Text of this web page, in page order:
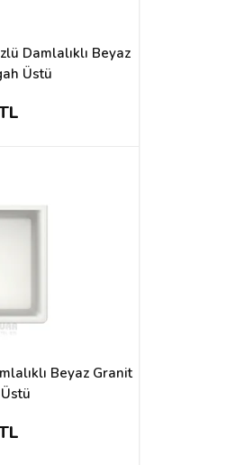
Damlalıklı Beyaz
Üstü
Beyaz Granit